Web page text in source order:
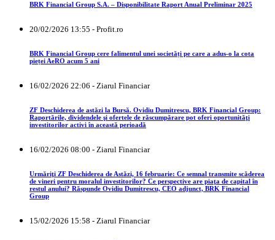
BRK Financial Group S.A. – Disponibilitate Raport Anual Preliminar 2025
20/02/2026 13:55 - Profit.ro
BRK Financial Group cere falimentul unei societăți pe care a adus-o la cota
pieței AeRO acum 5 ani
16/02/2026 22:06 - Ziarul Financiar
ZF Deschiderea de astăzi la Bursă. Ovidiu Dumitrescu, BRK Financial Group:
Raportările, dividendele şi ofertele de răscumpărare pot oferi oportunităţi
investitorilor activi în această perioadă
16/02/2026 08:00 - Ziarul Financiar
Urmăriţi ZF Deschiderea de Astăzi, 16 februarie: Ce semnal transmite scăderea
de vineri pentru moralul investitorilor? Ce perspective are piaţa de capital în
restul anului? Răspunde Ovidiu Dumitrescu, CEO adjunct, BRK Financial
Group
15/02/2026 15:58 - Ziarul Financiar